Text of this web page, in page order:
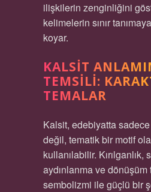
ilişkilerin zenginliğini
kelimelerin sınır
koyar.
KALSIT
TEMSILI:
TEMALAR
Kalsit, edebiyatta
değil, tematik bir motif
kullanılabilir. Kırılganlık,
aydınlanma ve dönüşüm
sembolizmi ile güçlü bir